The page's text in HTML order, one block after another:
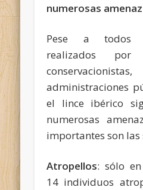
numerosas
Pese a todos
realizados por
administraciones
el lince ibérico
numerosas
importantes son las
Atropellos: sólo
14 individuos